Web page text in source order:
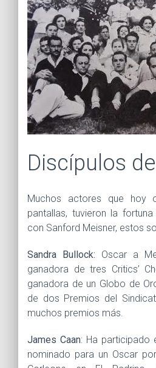
Discípulos
Muchos actores que hoy
pantallas, tuvieron la
con Sanford Meisner, estos
Sandra Bullock: Oscar a
ganadora de tres Critics’
ganadora de un Globo de
de dos Premios del
muchos premios más.
James Caan: Ha participado
nominado para un Oscar